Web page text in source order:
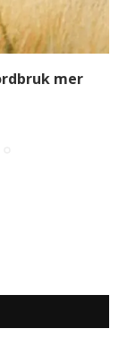
mer